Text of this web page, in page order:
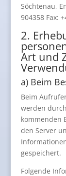
Söchtenau,
904358 Fax:
2.
Art und
a) Beim
Beim
werden
kommenden
den Server
gespeichert.
Folgende